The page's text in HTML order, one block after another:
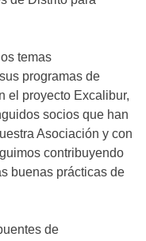
temas
programas de
el proyecto Excalibur,
socios que han
Asociación y con
contribuyendo
buenas prácticas de
de